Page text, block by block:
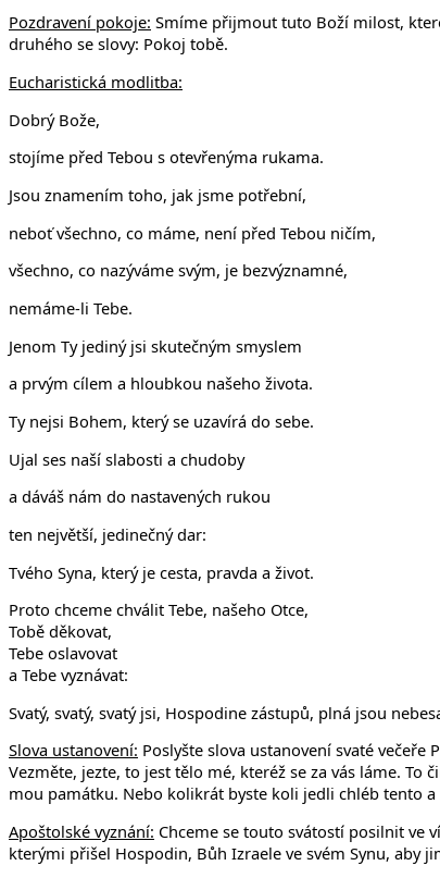
Pozdravení pokoje: Smíme přijmout tuto Boží milost,
druhého se slovy: Pokoj tobě.
Eucharistická modlitba:
Dobrý Bože,
stojíme před Tebou s otevřenýma rukama.
Jsou znamením toho, jak jsme potřební,
neboť všechno, co máme, není před Tebou ničím,
všechno, co nazýváme svým, je bezvýznamné,
nemáme-li Tebe.
Jenom Ty jediný jsi skutečným smyslem
a prvým cílem a hloubkou našeho života.
Ty nejsi Bohem, který se uzavírá do sebe.
Ujal ses naší slabosti a chudoby
a dáváš nám do nastavených rukou
ten největší, jedinečný dar:
Tvého Syna, který je cesta, pravda a život.
Proto chceme chválit Tebe, našeho Otce,
Tobě děkovat,
Tebe oslavovat
a Tebe vyznávat:
Svatý, svatý, svatý jsi, Hospodine zástupů, plná jsou
Slova ustanovení: Poslyšte slova ustanovení svaté večeře
Vezměte, jezte, to jest tělo mé, kteréž se za vás láme.
mou památku. Nebo kolikrát byste koli jedli chléb tento
Apoštolské vyznání: Chceme se touto svátostí posilnit ve
kterými přišel Hospodin, Bůh Izraele ve svém Synu, aby